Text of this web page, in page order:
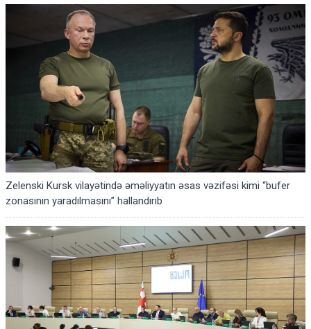
Zelenski Kursk vilayətində əməliyyatın əsas vəzifəsi kimi “bufer
zonasının yaradılmasını” hallandırıb